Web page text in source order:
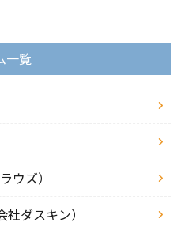
一覧
ウズ）
ダスキン）